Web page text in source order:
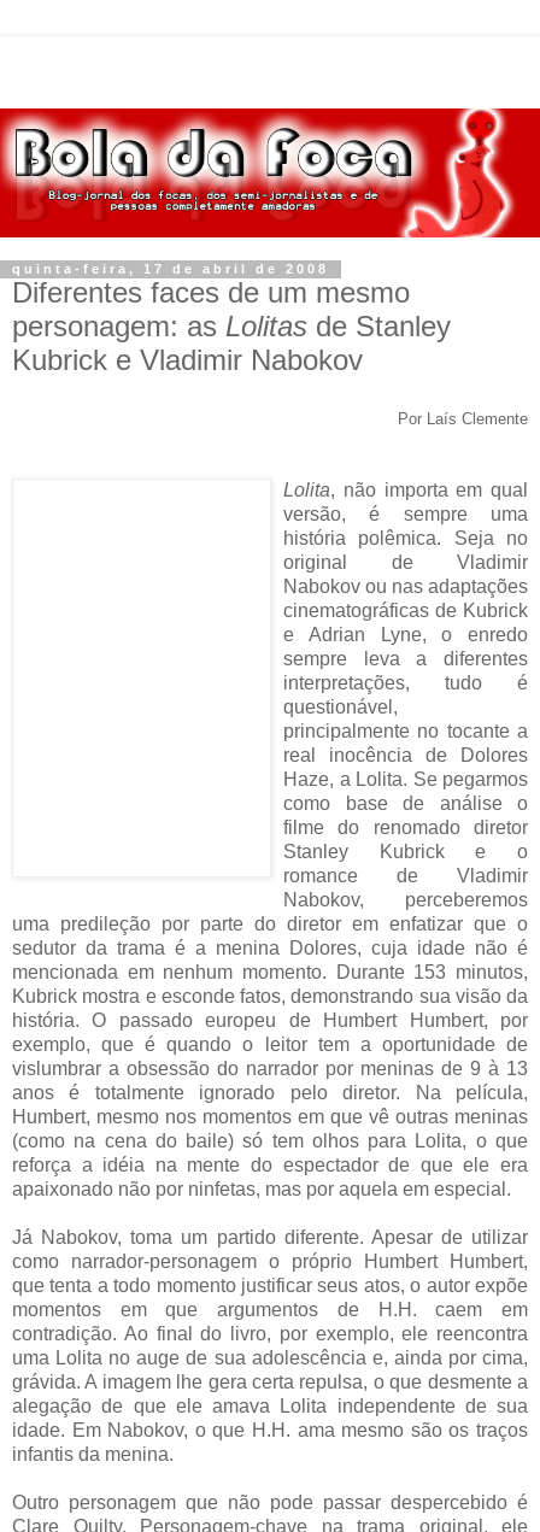
quinta-feira, 17 de abril de 2008
Diferentes faces de um mesmo
personagem: as Lolitas de Stanley
Kubrick e Vladimir Nabokov
Por Laís Clemente
Lolita, não importa em qual
versão, é sempre uma
história polêmica. Seja no
original de Vladimir
Nabokov ou nas adaptações
cinematográficas de Kubrick
e Adrian Lyne, o enredo
sempre leva a diferentes
interpretações, tudo é
questionável,
principalmente no tocante a
real inocência de Dolores
Haze, a Lolita. Se pegarmos
como base de análise o
filme do renomado diretor
Stanley Kubrick e o
romance de Vladimir
Nabokov, perceberemos
uma predileção por parte do diretor em enfatizar que o
sedutor da trama é a menina Dolores, cuja idade não é
mencionada em nenhum momento. Durante 153 minutos,
Kubrick mostra e esconde fatos, demonstrando sua visão da
história. O passado europeu de Humbert Humbert, por
exemplo, que é quando o leitor tem a oportunidade de
vislumbrar a obsessão do narrador por meninas de 9 à 13
anos é totalmente ignorado pelo diretor. Na película,
Humbert, mesmo nos momentos em que vê outras meninas
(como na cena do baile) só tem olhos para Lolita, o que
reforça a idéia na mente do espectador de que ele era
apaixonado não por ninfetas, mas por aquela em especial.
Já Nabokov, toma um partido diferente. Apesar de utilizar
como narrador-personagem o próprio Humbert Humbert,
que tenta a todo momento justificar seus atos, o autor expõe
momentos em que argumentos de H.H. caem em
contradição. Ao final do livro, por exemplo, ele reencontra
uma Lolita no auge de sua adolescência e, ainda por cima,
grávida. A imagem lhe gera certa repulsa, o que desmente a
alegação de que ele amava Lolita independente de sua
idade. Em Nabokov, o que H.H. ama mesmo são os traços
infantis da menina.
Outro personagem que não pode passar despercebido é
Clare Quilty. Personagem-chave na trama original, ele